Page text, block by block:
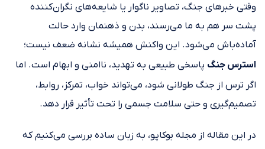
وقتی خبرهای جنگ، تصاویر ناگوار یا شایعه‌های نگران‌کننده
پشت سر هم به ما می‌رسند، بدن و ذهنمان وارد حالت
آماده‌باش می‌شود. این واکنش همیشه نشانه ضعف نیست؛
استرس جنگ پاسخی طبیعی به تهدید، ناامنی و ابهام است. اما
اگر ترس از جنگ طولانی شود، می‌تواند خواب، تمرکز، روابط،
تصمیم‌گیری و حتی سلامت جسمی را تحت تأثیر قرار دهد.
در این مقاله از مجله بوکاپو، به زبان ساده بررسی می‌کنیم که